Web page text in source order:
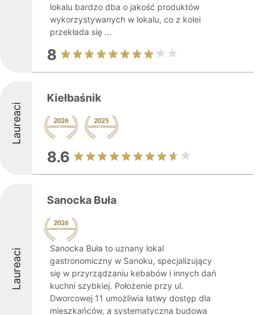
lokalu bardzo dba o jakość produktów
wykorzystywanych w lokalu, co z kolei
przekłada się ...
8
Laureaci
Kiełbaśnik
8.6
Laureaci
Sanocka Buła
Sanocka Buła to uznany lokal
gastronomiczny w Sanoku, specjalizujący
się w przyrządzaniu kebabów i innych dań
kuchni szybkiej. Położenie przy ul.
Dworcowej 11 umożliwia łatwy dostęp dla
mieszkańców, a systematyczna budowa